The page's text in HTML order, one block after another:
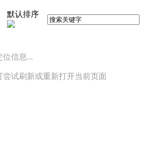
默认排序
位信息...
尝试刷新或重新打开当前页面